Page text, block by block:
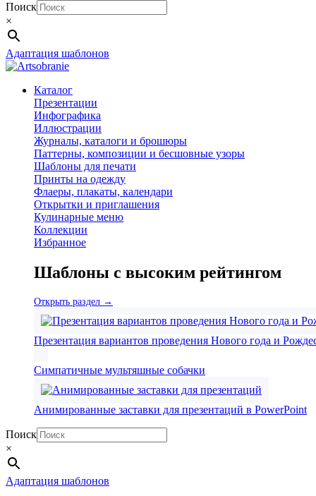
Поиск
×
Адаптация шаблонов
Каталог
Презентации
Инфографика
Иллюстрации
Журналы, каталоги и брошюры
Паттерны, композиции и бесшовные узоры
Шаблоны для печати
Принты на одежду
Флаеры, плакаты, календари
Открытки и приглашения
Кулинарные меню
Коллекции
Избранное
Шаблоны с высоким рейтингом
Открыть раздел →
Презентация вариантов проведения Нового года и
Симпатичные мультяшные собачки
Анимированные заставки для презентаций в PowerPoint
Поиск
×
Адаптация шаблонов